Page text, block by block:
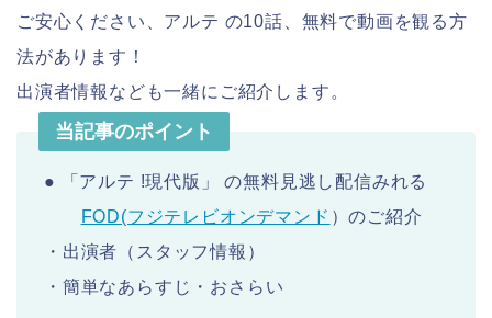
ご安心ください、アルテ の10話、無料で動画を観る方
法があります！
出演者情報なども一緒にご紹介します。
当記事のポイント
● 「アルテ !現代版」 の無料見逃し配信みれる
FOD(フジテレビオンデマンド ）のご紹介
・出演者（スタッフ情報）
・簡単なあらすじ・おさらい